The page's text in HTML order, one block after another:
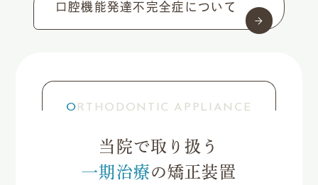
口腔機能発達不完全症について
ORTHODONTIC APPLIANCE
当院で取り扱う
一期治療の矯正装置